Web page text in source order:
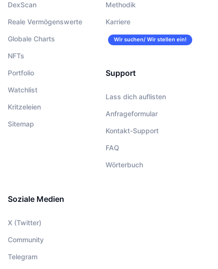
DexScan
Reale Vermögenswerte
Globale Charts
NFTs
Portfolio
Watchlist
Kritzeleien
Sitemap
Methodik
Karriere
Wir suchen/ Wir stellen ein!
Support
Lass dich auflisten
Anfrageformular
Kontakt-Support
FAQ
Wörterbuch
Soziale Medien
X (Twitter)
Community
Telegram